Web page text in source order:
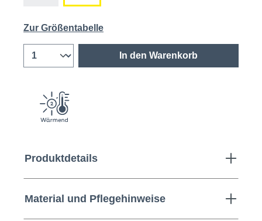
Zur Größentabelle
In den Warenkorb
Produktdetails
Material und Pflegehinweise